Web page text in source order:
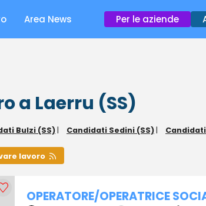
Area News Per le aziende
a Laerru (SS)
Bulzi (SS) | Candidati Sedini (SS) |
lavoro
OPERATORE/OPERATRICE